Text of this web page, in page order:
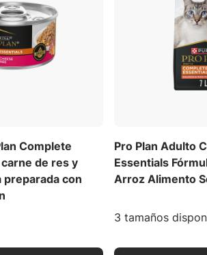
Complete
de res y
preparada con
Pro Plan Adulto
Essentials
Arroz Alimento
3 tamaños